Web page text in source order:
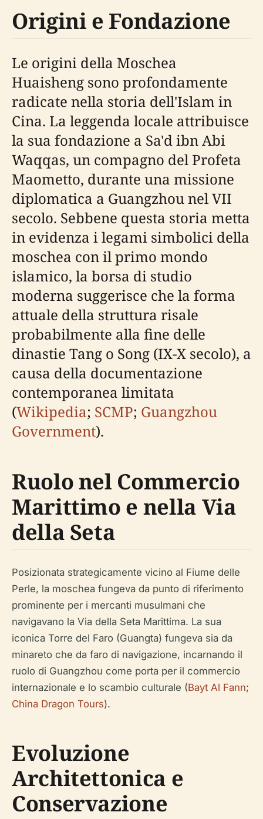
Origini e Fondazione
Le origini della Moschea
Huaisheng sono profondamente
radicate nella storia dell'Islam in
Cina. La leggenda locale attribuisce
la sua fondazione a Sa'd ibn Abi
Waqqas, un compagno del Profeta
Maometto, durante una missione
diplomatica a Guangzhou nel VII
secolo. Sebbene questa storia metta
in evidenza i legami simbolici della
moschea con il primo mondo
islamico, la borsa di studio
moderna suggerisce che la forma
attuale della struttura risale
probabilmente alla fine delle
dinastie Tang o Song (IX-X secolo), a
causa della documentazione
contemporanea limitata
(Wikipedia; SCMP; Guangzhou
Government).
Ruolo nel Commercio
Marittimo e nella Via
della Seta
Posizionata strategicamente vicino al Fiume delle
Perle, la moschea fungeva da punto di riferimento
prominente per i mercanti musulmani che
navigavano la Via della Seta Marittima. La sua
iconica Torre del Faro (Guangta) fungeva sia da
minareto che da faro di navigazione, incarnando il
ruolo di Guangzhou come porta per il commercio
internazionale e lo scambio culturale (Bayt Al Fann;
China Dragon Tours).
Evoluzione
Architettonica e
Conservazione